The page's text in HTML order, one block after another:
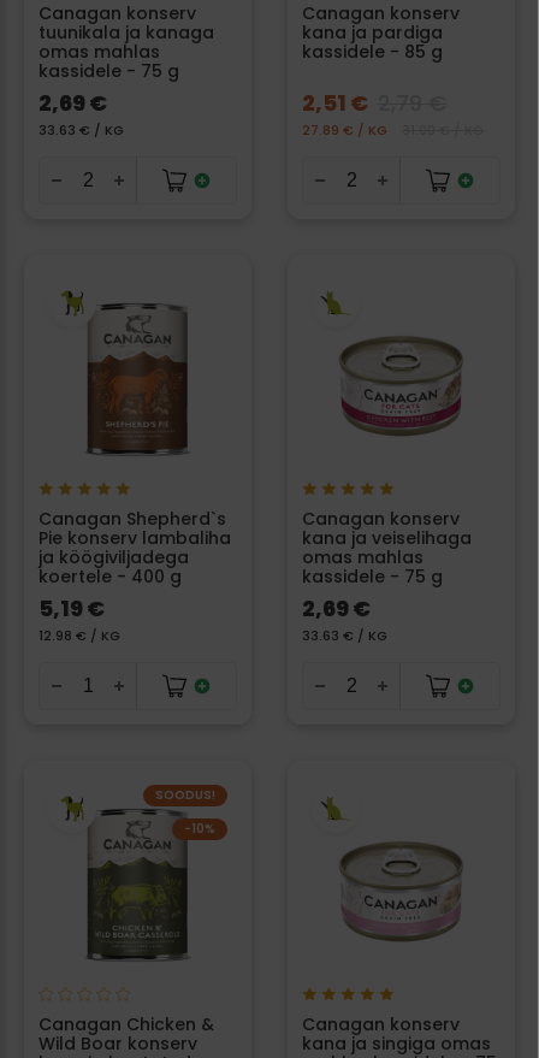
Canagan konserv
tuunikala ja kanaga
omas mahlas
kassidele - 75 g
2,69 €
33.63 € / KG
Canagan konserv
kana ja pardiga
kassidele - 85 g
2,51 €
27.89 € / KG
Canagan Shepherd`s
Pie konserv lambaliha
ja köögiviljadega
koertele - 400 g
5,19 €
12.98 € / KG
Canagan konserv
kana ja veiselihaga
omas mahlas
kassidele - 75 g
2,69 €
33.63 € / KG
SOODUS!
−10%
Canagan Chicken &
Wild Boar konserv
Canagan konserv
kana ja singiga omas